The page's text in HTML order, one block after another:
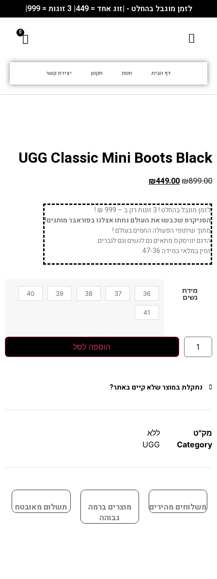
לזמן מוגבל בהחלט - |זוג אחד = 449| 3 זוגות = 999|
דף הבית חנות תקנון יצירת קשר
UGG Classic Mini Boots Black
₪899.00
₪449.00
לזמן מוגבל בהחלט ! 3 זוגות רק ב – 999 ₪ !
הסניקרס שכבשו את העולם נחתו אצלנו בפוראבר מותגים!
מתוך שיתופי הפעולה החמים בעולם !
הדגם יוניסקס מתאים גם לנשים וגם לגברים.
זמין במלאי במידה 47-36.
מידת
נשים
36
37
38
39
40
41
הוספה לסל
נתקלת במוצר שלא קיים באתר?
מק"ט
ללא
Category
UGG
משלוחים מהירים
מוצרים ברמה
גבוהה
תשלום מאובטח